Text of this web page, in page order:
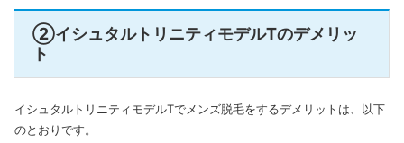
②イシュタルトリニティモデルTのデメリッ
ト
イシュタルトリニティモデルTでメンズ脱毛をするデメリットは、以下
のとおりです。